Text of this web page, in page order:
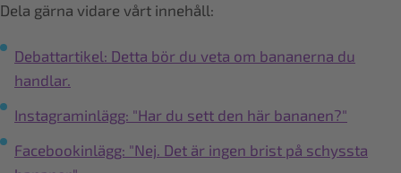
Dela gärna vidare vårt innehåll:
Debattartikel: Detta bör du veta om bananerna du
handlar.
Instagraminlägg: "Har du sett den här bananen?"
Facebookinlägg: "Nej. Det är ingen brist på schyssta